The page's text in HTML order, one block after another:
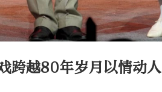
跨越80年岁月以情动人